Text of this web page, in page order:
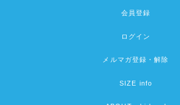
会員登録
ログイン
メルマガ登録・解除
SIZE info